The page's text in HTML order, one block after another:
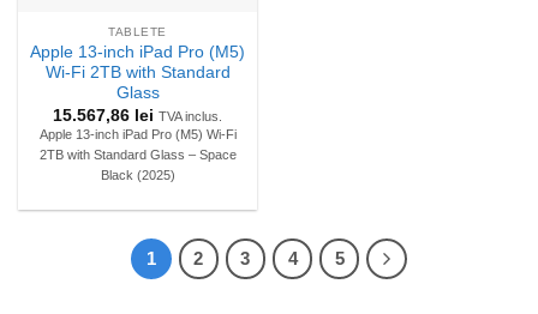
TABLETE
Apple 13-inch iPad Pro (M5)
Wi-Fi 2TB with Standard
Glass
15.567,86 lei TVA inclus.
Apple 13-inch iPad Pro (M5) Wi-Fi
2TB with Standard Glass – Space
Black (2025)
1 2 3 4 5